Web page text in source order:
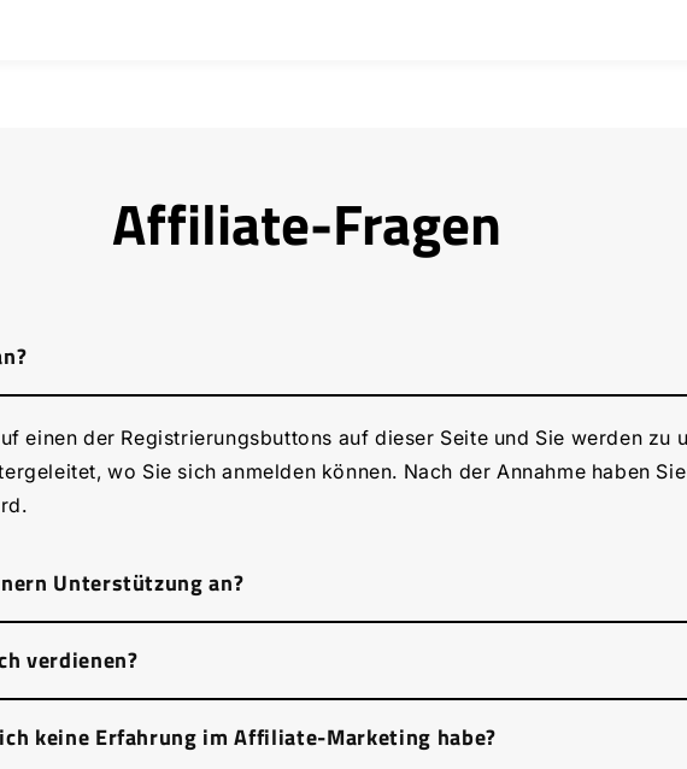
Affiliate-Fragen
einen der Registrierungsbuttons auf dieser Seite und Sie werden zu
wo Sie sich anmelden können. Nach der Annahme haben
Unterstützung an?
Affiliate-Manager, der Ihnen dabei hilft, Verkäufe zu tätigen
Darüber hinaus haben Sie in Ihrem Dashboard Zugriff auf Tipps
Marketingmaterialien, die Ihnen dabei helfen sollen, für unsere
verdienen?
für das, was Sie dabei verdienen können Hedgehog Dryer
keine Erfahrung im Affiliate-Marketing habe?